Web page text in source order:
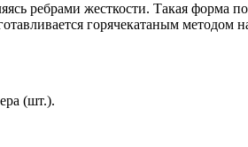
ребрами жесткости. Такая форма
горячекатаным методом
(шт.).